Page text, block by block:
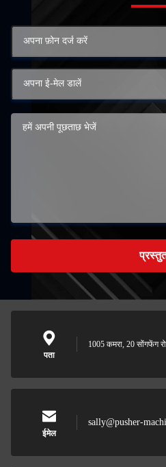
पता
1005 कमरा, 20 सोंगफेंग
ईमेल
sally@pusher-